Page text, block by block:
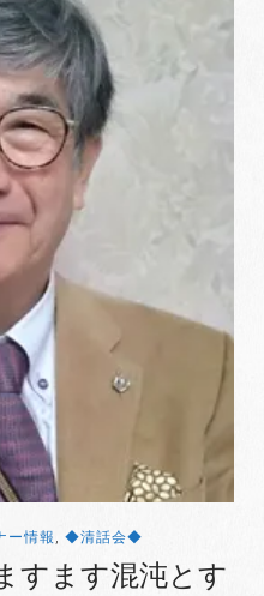
ー情報 , ◆清話会◆
すます混沌とす